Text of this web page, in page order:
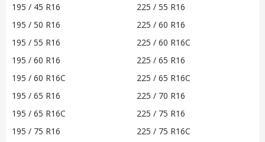
195 / 45 R16
195 / 50 R16
195 / 55 R16
195 / 60 R16
195 / 60 R16C
195 / 65 R16
195 / 65 R16C
195 / 75 R16
225 / 55 R16
225 / 60 R16
225 / 60 R16C
225 / 65 R16
225 / 65 R16C
225 / 70 R16
225 / 75 R16
225 / 75 R16C